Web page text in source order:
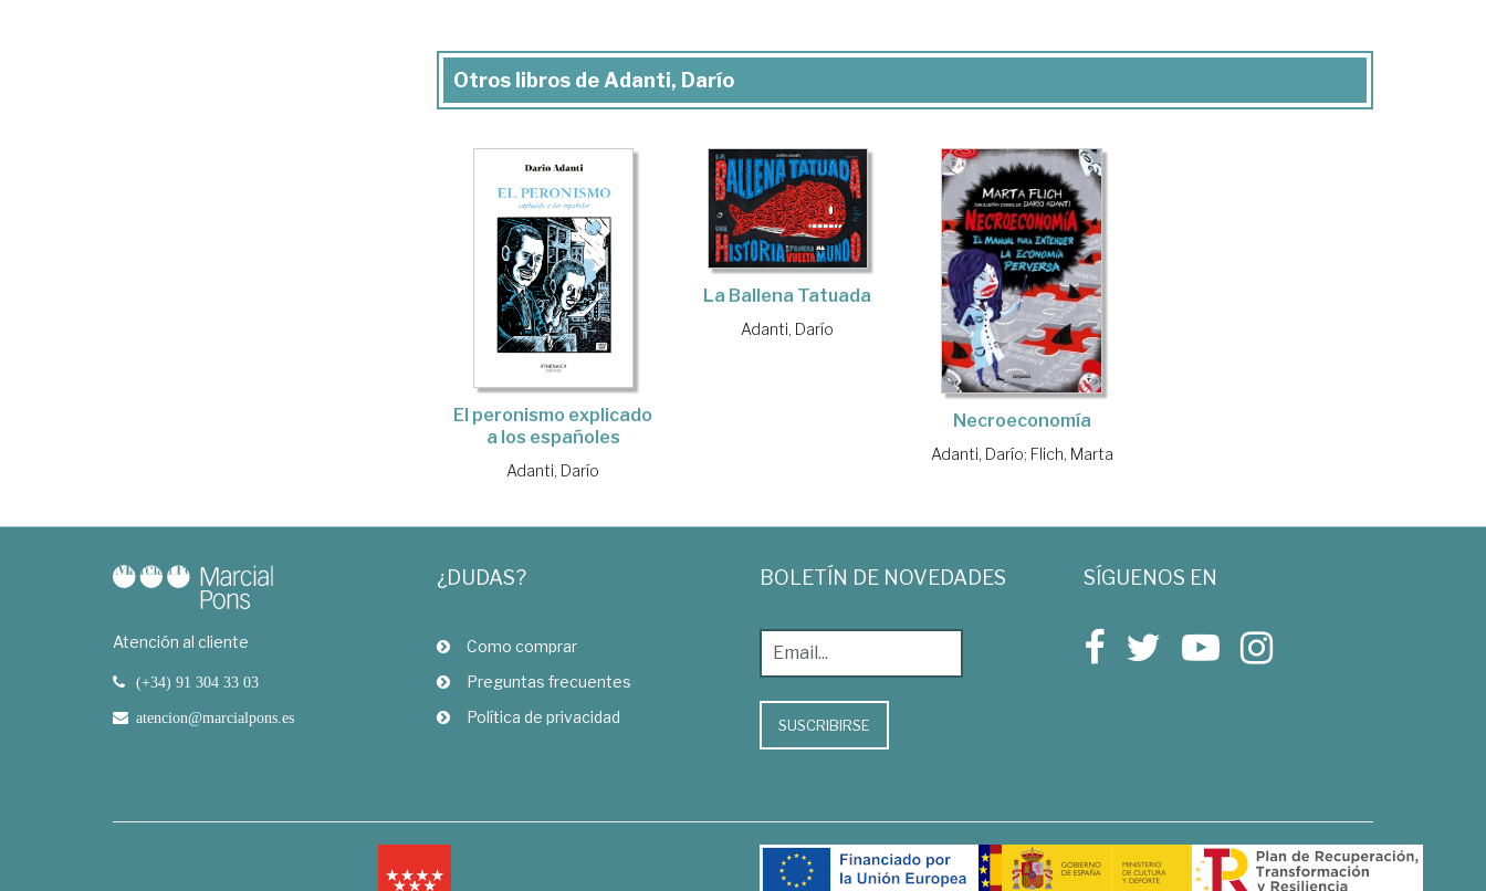
Otros libros de Adanti, Darío
El peronismo explicado
a los españoles
Adanti, Darío
La Ballena Tatuada
Adanti, Darío
Necroeconomía
Adanti, Darío; Flich, Marta
Atención al cliente
(+34) 91 304 33 03
atencion@marcialpons.es
¿DUDAS?
Como comprar
Preguntas frecuentes
Política de privacidad
BOLETÍN DE NOVEDADES
SUSCRIBIRSE
SÍGUENOS EN